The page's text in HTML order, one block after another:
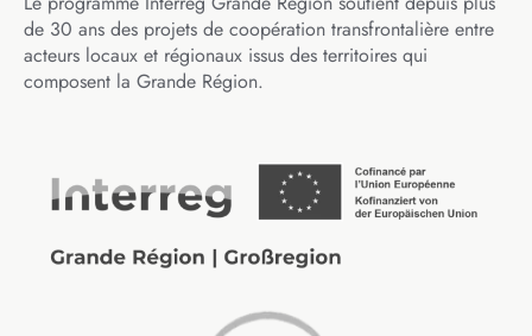
de 30 ans des projets de coopération transfrontalière entre
acteurs locaux et régionaux issus des territoires qui
composent la Grande Région.